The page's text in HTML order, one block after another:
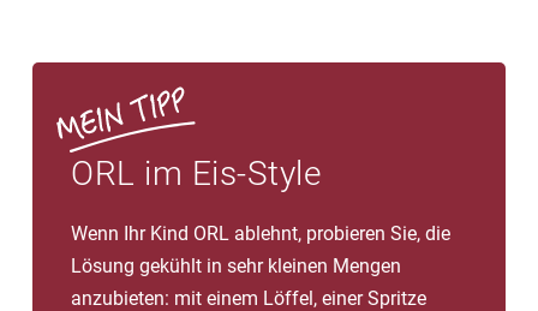
ORL im Eis-Style
Wenn Ihr Kind ORL ablehnt, probieren Sie, die
Lösung gekühlt in sehr kleinen Mengen
anzubieten: mit einem Löffel, einer Spritze